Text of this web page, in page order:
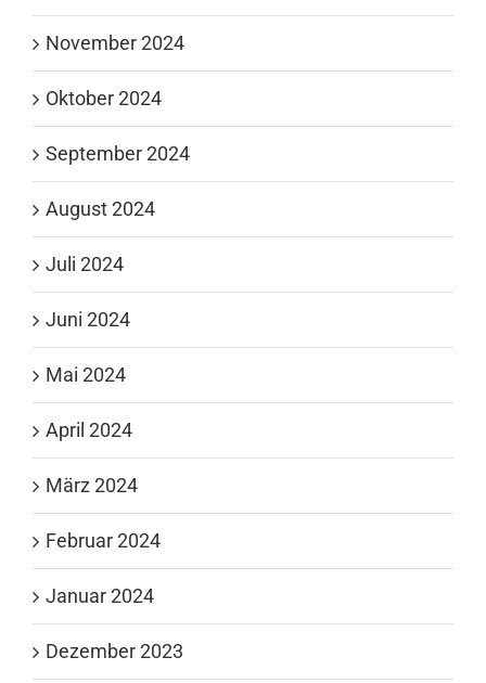
November 2024
Oktober 2024
September 2024
August 2024
Juli 2024
Juni 2024
Mai 2024
April 2024
März 2024
Februar 2024
Januar 2024
Dezember 2023